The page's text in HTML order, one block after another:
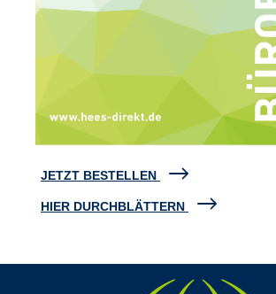
JETZT BESTELLEN
HIER DURCHBLÄTTERN